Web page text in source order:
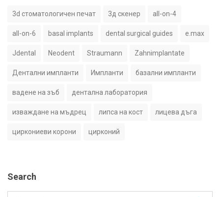
3d стоматологичен печат 3д скенер all-on-4
all-on-6 basal implants dental surgical guides e.max
Jdental Neodent Straumann Zahnimplantate
Дентални импланти Импланти базални импланти
вадене на зъб дентална лаборатория
изваждане на мъдрец липса на кост лицева дъга
циркониеви корони цирконий
Search